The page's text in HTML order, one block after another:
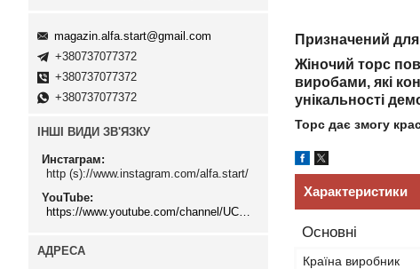
Призначений для
Жіночий торс
виробами, які
унікальності
Торс дає змогу
Характеристики
Основні
Країна виробник
magazin.alfa.start@gmail.com
+380737077372
+380737077372
+380737077372
ІНШІ ВИДИ ЗВ'ЯЗКУ
Инстаграм
http (s)://www.instagram.com/alfa.start/
YouTube